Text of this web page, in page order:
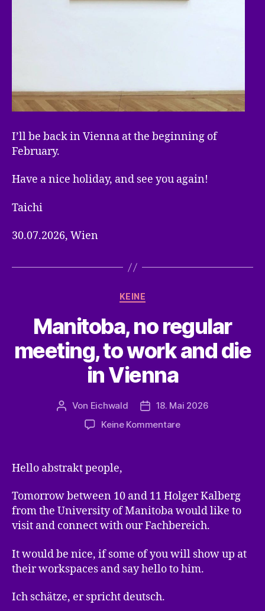
I’ll be back in Vienna at the beginning of
February.
Have a nice holiday, and see you again!
Taichi
30.07.2026, Wien
Kategorien
KEINE
Manitoba, no regular
meeting, to work and die
in Vienna
Beitragsautor
Von Eichwald Veröffentlichungsdatum
18. Mai 2026
Keine Kommentarezu
to
work
and
die
Vienna
Hello abstrakt people,
Tomorrow between 10 and 11 Holger Kalberg
from the University of Manitoba would like to
visit and connect with our Fachbereich.
It would be nice, if some of you will show up at
their workspaces and say hello to him.
Ich schätze, er spricht deutsch.